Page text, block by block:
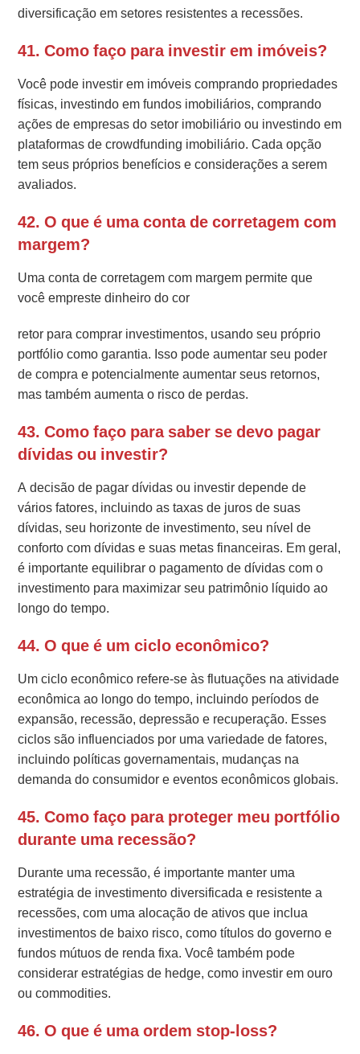
diversificação em setores resistentes a recessões.
41. Como faço para investir em imóveis?
Você pode investir em imóveis comprando propriedades
físicas, investindo em fundos imobiliários, comprando
ações de empresas do setor imobiliário ou investindo em
plataformas de crowdfunding imobiliário. Cada opção
tem seus próprios benefícios e considerações a serem
avaliados.
42. O que é uma conta de corretagem com
margem?
Uma conta de corretagem com margem permite que
você empreste dinheiro do cor
retor para comprar investimentos, usando seu próprio
portfólio como garantia. Isso pode aumentar seu poder
de compra e potencialmente aumentar seus retornos,
mas também aumenta o risco de perdas.
43. Como faço para saber se devo pagar
dívidas ou investir?
A decisão de pagar dívidas ou investir depende de
vários fatores, incluindo as taxas de juros de suas
dívidas, seu horizonte de investimento, seu nível de
conforto com dívidas e suas metas financeiras. Em geral,
é importante equilibrar o pagamento de dívidas com o
investimento para maximizar seu patrimônio líquido ao
longo do tempo.
44. O que é um ciclo econômico?
Um ciclo econômico refere-se às flutuações na atividade
econômica ao longo do tempo, incluindo períodos de
expansão, recessão, depressão e recuperação. Esses
ciclos são influenciados por uma variedade de fatores,
incluindo políticas governamentais, mudanças na
demanda do consumidor e eventos econômicos globais.
45. Como faço para proteger meu portfólio
durante uma recessão?
Durante uma recessão, é importante manter uma
estratégia de investimento diversificada e resistente a
recessões, com uma alocação de ativos que inclua
investimentos de baixo risco, como títulos do governo e
fundos mútuos de renda fixa. Você também pode
considerar estratégias de hedge, como investir em ouro
ou commodities.
46. O que é uma ordem stop-loss?